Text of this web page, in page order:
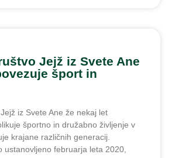
Jejž iz Svete Ane
šport in
iz Svete Ane že nekaj let
športno in družabno življenje v
krajane različnih generacij.
ustanovljeno februarja leta 2020,